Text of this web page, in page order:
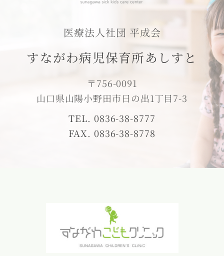
医療法人社団 平成会
すながわ病児保育所あしすと
〒756-0091
山口県山陽小野田市日の出1丁目7-3
TEL. 0836-38-8777
FAX. 0836-38-8778